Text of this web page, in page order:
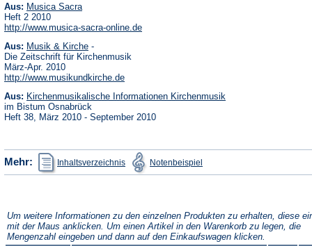
Aus: Musica Sacra(Öffnet
einem
neuen
Tab)
Heft 2 2010
http://www.musica-sacra-online.de(Öffnet
Aus: Musik & Kirche(Öffnet
in
neuen
Tab)
-
Die Zeitschrift für Kirchenmusik
März-Apr. 2010
http://www.musikundkirche.de(Öffnet
einem
Tab)
Aus: Kirchenmusikalische Informationen Kirchenmusik
im Bistum Osnabrück
Heft 38, März 2010 - September 2010
Mehr: Inhaltsverzeichnis
(Öffnet
in
einem
Notenbeispiel in
einem
Um weitere Informationen zu den einzelnen Produkten zu erhalten, diese
mit der Maus anklicken. Um einen Artikel in den Warenkorb zu legen, die
Mengenzahl eingeben und dann auf den Einkaufswagen klicken.